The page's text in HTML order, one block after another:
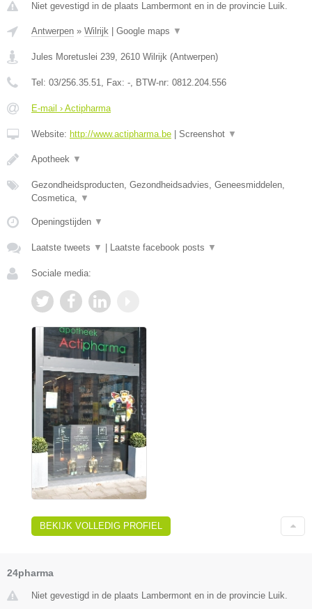
Niet gevestigd in de plaats Lambermont en in de provincie Luik.
Antwerpen » Wilrijk Google maps ▼
Jules Moretuslei 239, 2610 Wilrijk (Antwerpen)
Tel: 03/256.35.51, Fax: -, BTW-nr: 0812.204.556
E-mail › Actipharma
Website: http://www.actipharma.be Screenshot ▼
Apotheek ▼
Gezondheidsproducten, Gezondheidsadvies, Geneesmiddelen,
Cosmetica, ▼
Openingstijden ▼
Laatste tweets ▼ Laatste facebook posts ▼
Sociale media:
BEKIJK VOLLEDIG PROFIEL
24pharma
Niet gevestigd in de plaats Lambermont en in de provincie Luik.